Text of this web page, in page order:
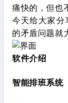
痛快的，但也
今天给大家分
的矛盾问题就
软件介绍
智能排班系统